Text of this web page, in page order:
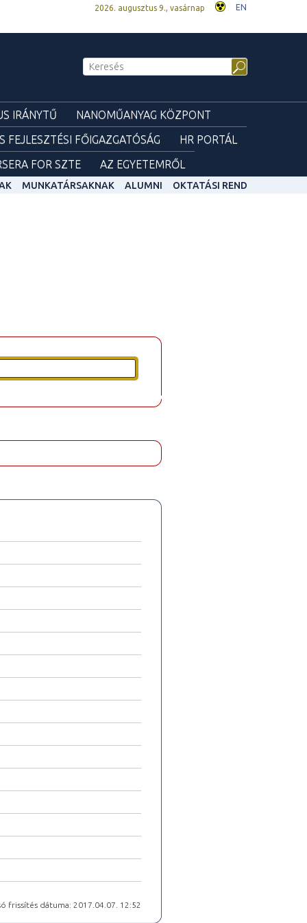
2026. augusztus 9., vasárnap EN
IRÁNYTŰ
NANOMŰANYAG KÖZPONT
FEJLESZTÉSI FŐIGAZGATÓSÁG
HR PORTÁL
FOR SZTE AZ EGYETEMRŐL
MUNKATÁRSAKNAK ALUMNI OKTATÁSI REND
frissítés dátuma: 2017.04.07. 12:52